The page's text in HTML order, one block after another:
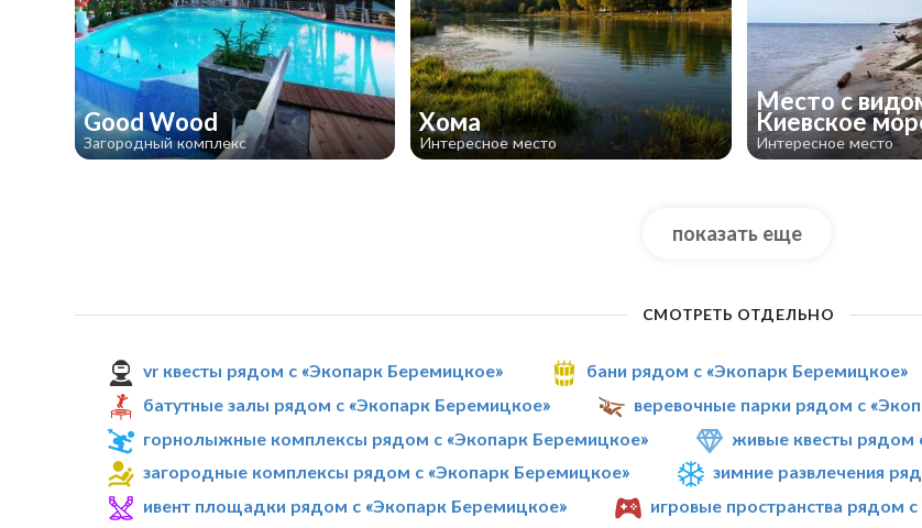
Good Wood
Загородный комплекс
Хома
Интересное место
Место с
Киевское
Интересное место
показать еще
СМОТРЕТЬ ОТДЕЛЬНО
vr квесты рядом с «Экопарк Беремицкое»
бани рядом с «Экопарк Беремицкое»
батутные залы рядом с «Экопарк Беремицкое»
веревочные парки рядом с
горнолыжные комплексы рядом с «Экопарк Беремицкое»
живые квесты рядом
загородные комплексы рядом с «Экопарк Беремицкое»
зимние развлечения
ивент площадки рядом с «Экопарк Беремицкое»
игровые пространства рядом